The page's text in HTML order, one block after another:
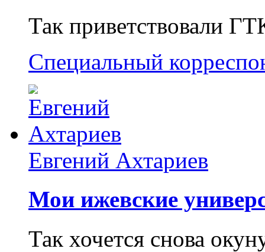
Так приветствовали
Специальный
Евгений Ахтариев
Мои ижевские
Так хочется снова